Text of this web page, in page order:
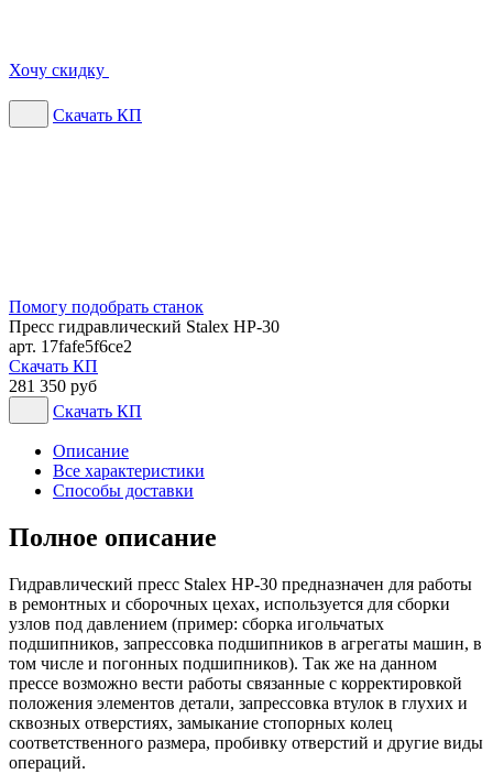
Хочу скидку
Скачать КП
Помогу подобрать станок
Пресс гидравлический Stalex HP-30
арт. 17fafe5f6ce2
Скачать КП
281 350 руб
Скачать КП
Описание
Все характеристики
Способы доставки
Полное описание
Гидравлический пресс Stalex HP-30 предназначен для работы
в ремонтных и сборочных цехах, используется для сборки
узлов под давлением (пример: сборка игольчатых
подшипников, запрессовка подшипников в агрегаты машин, в
том числе и погонных подшипников). Так же на данном
прессе возможно вести работы связанные с корректировкой
положения элементов детали, запрессовка втулок в глухих и
сквозных отверстиях, замыкание стопорных колец
соответственного размера, пробивку отверстий и другие виды
операций.